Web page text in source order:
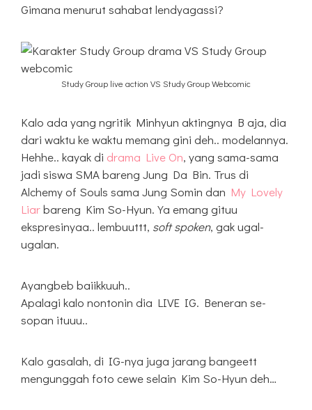
Gimana menurut sahabat lendyagassi?
Study Group live action VS Study Group Webcomic
Kalo ada yang ngritik Minhyun aktingnya B aja, dia
dari waktu ke waktu memang gini deh.. modelannya.
Hehhe.. kayak di drama Live On, yang sama-sama
jadi siswa SMA bareng Jung Da Bin. Trus di
Alchemy of Souls sama Jung Somin dan My Lovely
Liarbareng Kim So-Hyun. Ya emang gituu
ekspresinyaa.. lembuuttt, soft spoken, gak ugal-
ugalan.
Ayangbeb baiikkuuh..
Apalagi kalo nontonin dia LIVE IG. Beneran se-
sopan ituuu..
Kalo gasalah, di IG-nya juga jarang bangeett
mengunggah foto cewe selain Kim So-Hyun deh…